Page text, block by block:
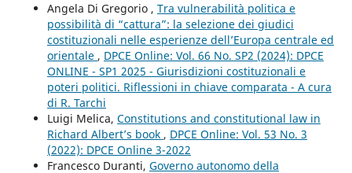
Angela Di Gregorio , Tra vulnerabilità politica e
possibilità di “cattura”: la selezione dei giudici
costituzionali nelle esperienze dell’Europa centrale ed
orientale , DPCE Online: Vol. 66 No. SP2 (2024): DPCE
ONLINE - SP1 2025 - Giurisdizioni costituzionali e
poteri politici. Riflessioni in chiave comparata - A cura
di R. Tarchi
Luigi Melica, Constitutions and constitutional law in
Richard Albert’s book , DPCE Online: Vol. 53 No. 3
(2022): DPCE Online 3-2022
Francesco Duranti, Governo autonomo della